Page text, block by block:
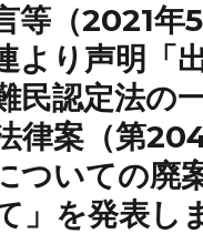
等（2021年
より声明「
民認定法の
律案（第
ついての廃
」を発表し